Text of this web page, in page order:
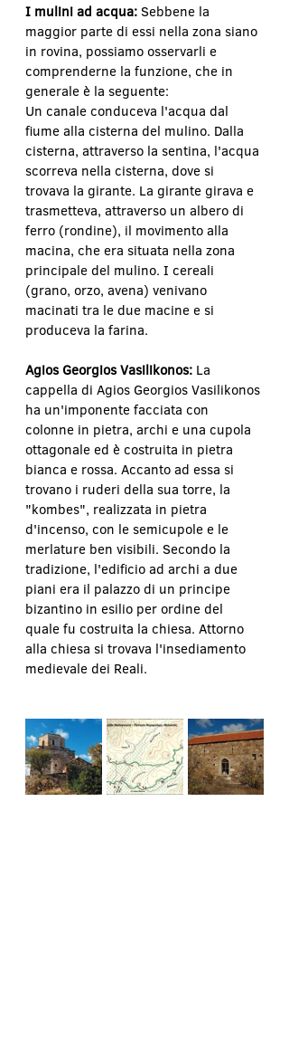
I mulini ad acqua: Sebbene la
maggior parte di essi nella zona siano
in rovina, possiamo osservarli e
comprenderne la funzione, che in
generale è la seguente:
Un canale conduceva l'acqua dal
fiume alla cisterna del mulino. Dalla
cisterna, attraverso la sentina, l'acqua
scorreva nella cisterna, dove si
trovava la girante. La girante girava e
trasmetteva, attraverso un albero di
ferro (rondine), il movimento alla
macina, che era situata nella zona
principale del mulino. I cereali
(grano, orzo, avena) venivano
macinati tra le due macine e si
produceva la farina.
Agios Georgios Vasilikonos: La
cappella di Agios Georgios Vasilikonos
ha un'imponente facciata con
colonne in pietra, archi e una cupola
ottagonale ed è costruita in pietra
bianca e rossa. Accanto ad essa si
trovano i ruderi della sua torre, la
"kombes", realizzata in pietra
d'incenso, con le semicupole e le
merlature ben visibili. Secondo la
tradizione, l'edificio ad archi a due
piani era il palazzo di un principe
bizantino in esilio per ordine del
quale fu costruita la chiesa. Attorno
alla chiesa si trovava l'insediamento
medievale dei Reali.